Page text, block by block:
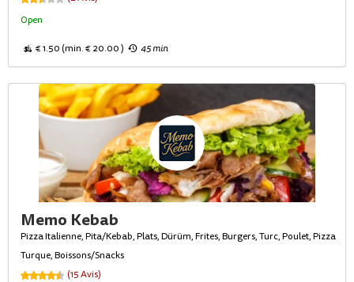
Open
€ 1.50 (min. € 20.00 ) 45 min
Memo Kebab
Pizza Italienne, Pita/Kebab, Plats, Dürüm, Frites, Burgers, Turc, Poulet, Pizza
Turque, Boissons/Snacks
(15 Avis)